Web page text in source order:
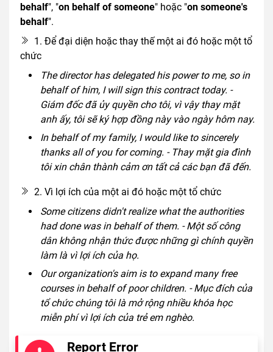
behalf", "on behalf of someone" hoặc "on someone's
behalf".
1. Để đại diện hoặc thay thế một ai đó hoặc một tổ
chức
The director has delegated his power to me, so in
behalf of him, I will sign this contract today. -
Giám đốc đã ủy quyền cho tôi, vì vậy thay mặt
anh ấy, tôi sẽ ký hợp đồng này vào ngày hôm nay.
In behalf of my family, I would like to sincerely
thanks all of you for coming. - Thay mặt gia đình
tôi xin chân thành cảm ơn tất cả các bạn đã đến.
2. Vì lợi ích của một ai đó hoặc một tổ chức
Some citizens didn't realize what the authorities
had done was in behalf of them. - Một số công
dân không nhận thức được những gì chính quyền
làm là vì lợi ích của họ.
Our organization's aim is to expand many free
courses in behalf of poor children. - Mục đích của
tổ chức chúng tôi là mở rộng nhiều khóa học
miễn phí vì lợi ích của trẻ em nghèo.
Report Error